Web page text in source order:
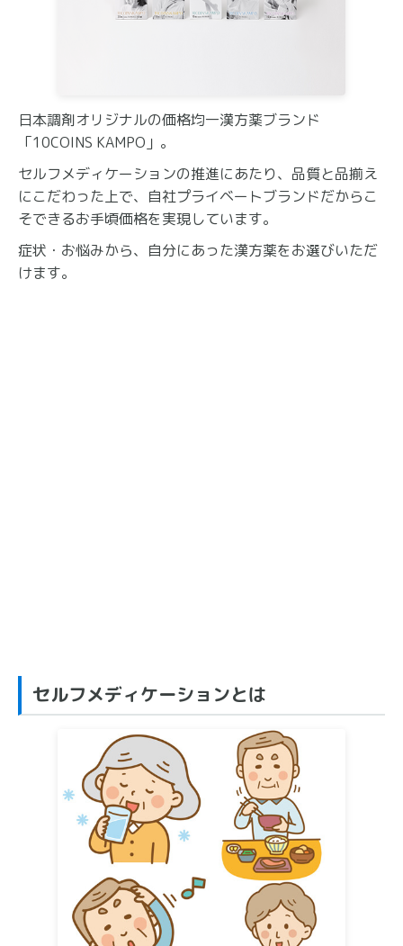
日本調剤オリジナルの価格均一漢方薬ブランド
「10COINS KAMPO」。
セルフメディケーションの推進にあたり、品質と品揃え
にこだわった上で、自社プライベートブランドだからこ
そできるお手頃価格を実現しています。
症状・お悩みから、自分にあった漢方薬をお選びいただ
けます。
セルフメディケーションとは